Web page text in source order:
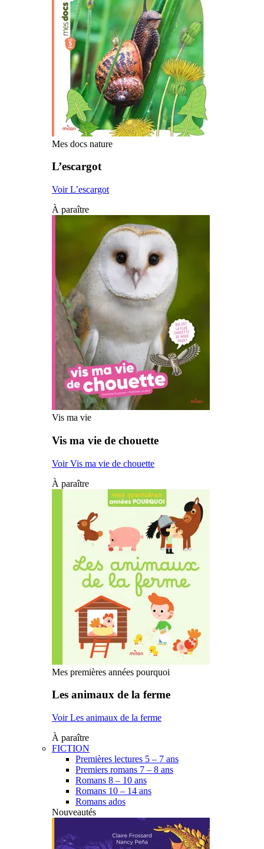
Mes docs nature
L’escargot
Voir L’escargot
À paraître
Vis ma vie
Vis ma vie de chouette
Voir Vis ma vie de chouette
À paraître
Mes premières années pourquoi
Les animaux de la ferme
Voir Les animaux de la ferme
À paraître
FICTION
Premières lectures 5 – 7 ans
Premiers romans 7 – 8 ans
Romans 8 – 10 ans
Romans 10 – 14 ans
Romans ados
Nouveautés